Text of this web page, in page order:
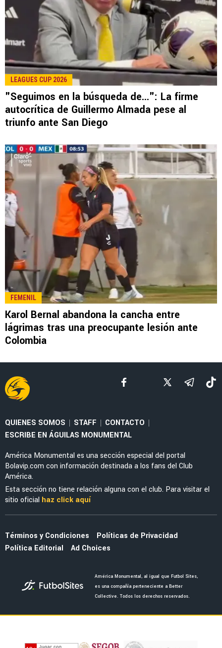
LEE TAMBIÉN
LEAGUES CUP 2026
Guillermo Almada destaca la evolución de
América tras la victoria ante San Diego FC